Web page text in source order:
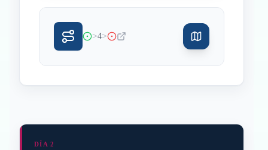
>4>
DÍA 2